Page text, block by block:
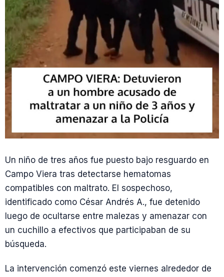
Un niño de tres años fue puesto bajo resguardo en
Campo Viera tras detectarse hematomas
compatibles con maltrato. El sospechoso,
identificado como César Andrés A., fue detenido
luego de ocultarse entre malezas y amenazar con
un cuchillo a efectivos que participaban de su
búsqueda.
La intervención comenzó este viernes alrededor de